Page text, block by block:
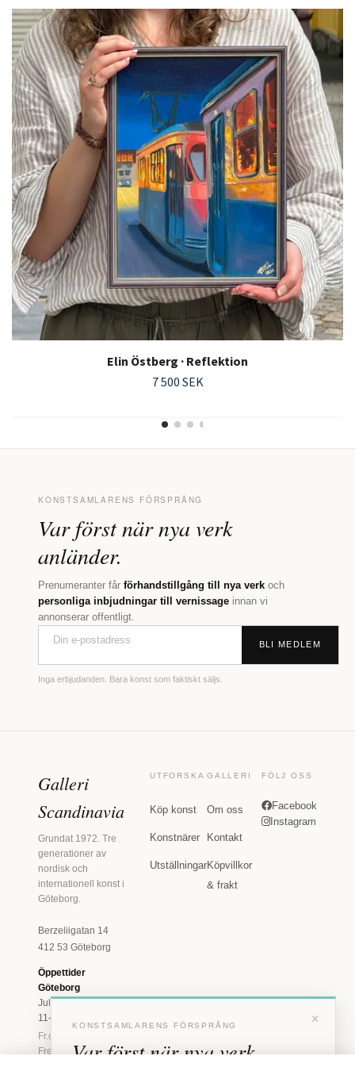
Elin Östberg · Reflektion
7 500 SEK
KONSTSAMLARENS FÖRSPRÅNG
Var först när nya verk
anländer.
Prenumeranter får förhandstillgång till nya verk och
personliga inbjudningar till vernissage innan vi
annonserar offentligt.
BLI MEDLEM
Inga erbjudanden. Bara konst som faktiskt säljs.
Galleri
Scandinavia
Grundat 1972. Tre
generationer av
nordisk och
internationell konst i
Göteborg.
Berzeliigatan 14
412 53 Göteborg
Öppettider
Göteborg
Juli: Tis 11-18 · Lör
11-16
Fr.o.m. augusti: Tis-
Fre 11-18 · Lör 11-
UTFORSKA
Köp konst
Konstnärer
Utställningar
GALLERI
Om oss
Kontakt
Köpvillkor
& frakt
FÖLJ OSS
Facebook
Instagram
×
KONSTSAMLARENS FÖRSPRÅNG
Var först när nya verk